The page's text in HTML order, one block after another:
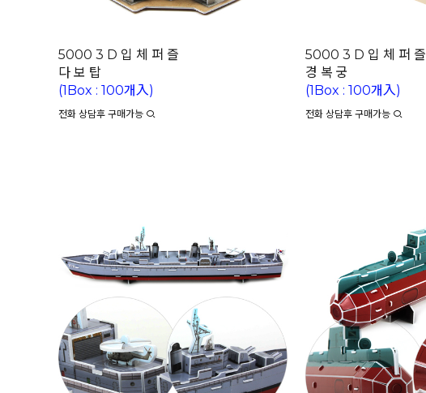
5000 3 D 입 체 퍼 즐
다 보 탑
(1Box : 100개入)
전화 상담후 구매가능
5000 3 D 입 체 퍼 즐
경 복 궁
(1Box : 100개入)
전화 상담후 구매가능